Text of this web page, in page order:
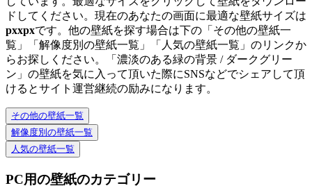
ドしてください。現在のあなたの画面に最適な壁紙サイズは
pxxpxです。他の壁紙を探す場合は下の「その他の壁紙一
覧」「解像度別の壁紙一覧」「人気の壁紙一覧」のリンクか
らお探しください。「濃淡のある緑の背景 / ダークグリー
ン」の壁紙を気に入って頂いた際にSNSなどでシェアして頂
けるとサイト運営継続の励みになります。
その他の壁紙一覧
解像度別の壁紙一覧
人気の壁紙一覧
PC用の壁紙のカテゴリー